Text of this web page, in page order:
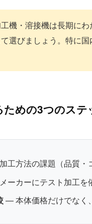
機・溶接機は長期に
選びましょう。特に
ための3つのステ
工方法の課題（品質・
ーカーにテスト加工を
— 本体価格だけでなく